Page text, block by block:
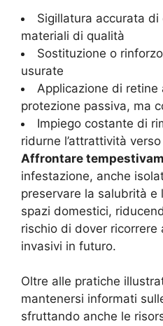
Sigillatura accurata di
materiali di qualità
Sostituzione o
usurate
Applicazione di
protezione passiva, ma
Impiego costante di
ridurne l’attrattività
Affrontare
infestazione, anche
preservare la salubrità e
spazi domestici,
rischio di dover ricorrere
invasivi in futuro.
Oltre alle pratiche
mantenersi informati
sfruttando anche le